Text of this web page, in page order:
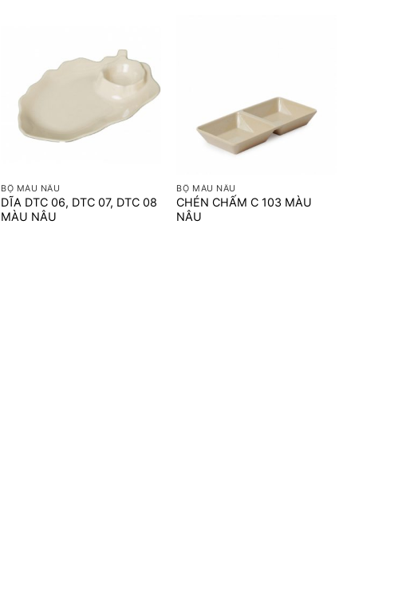
BỘ MÀU NÂU
DĨA DTC 06, DTC 07, DTC 08
MÀU NÂU
BỘ MÀU NÂU
CHÉN CHẤM C 103 MÀU
NÂU